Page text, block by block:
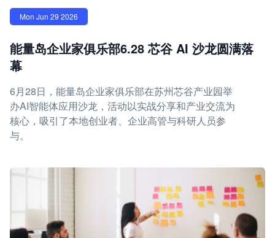
Mon Jun 29 2026
能量岛企业家俱乐部6.28 芯谷 AI 沙龙圆满落
幕
6月28日，能量岛企业家俱乐部在苏州芯谷产业园举
办AI智能体应用沙龙，活动以实战分享和产业交流为
核心，吸引了本地创业者、企业高管与科研人员参
与。